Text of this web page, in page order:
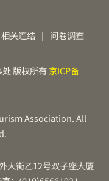
相关连结 | 问卷调查
版权所有京ICP备
Association. All
大街乙12号双子座大厦